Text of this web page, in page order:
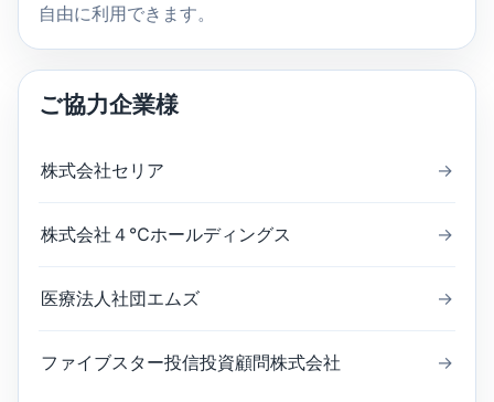
自由に利用できます。
ご協力企業様
株式会社セリア →
株式会社４℃ホールディングス →
医療法人社団エムズ →
ファイブスター投信投資顧問株式会社 →